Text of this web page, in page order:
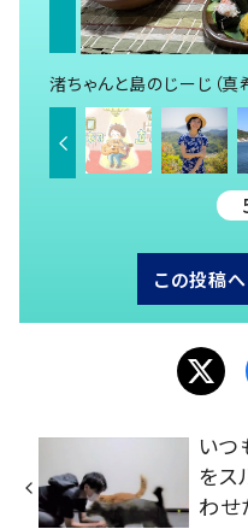
渚ちゃんと島のじーじ（真
この投稿
いつ
をス
わせ